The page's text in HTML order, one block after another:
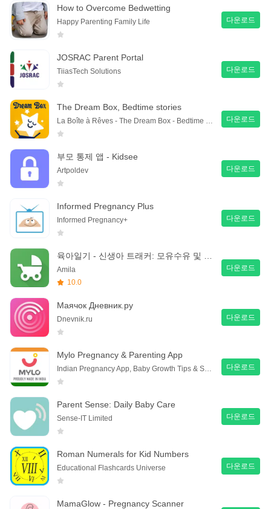
How to Overcome Bedwetting
Happy Parenting Family Life 다운로드
JOSRAC Parent Portal
TiiasTech Solutions 다운로드
The Dream Box, Bedtime stories
다운로드
부모 통제 앱 - Kidsee
Artpoldev 다운로드
Informed Pregnancy Plus
Informed Pregnancy+ 다운로드
Amila
10.0
다운로드
Маячок Дневник.ру
Dnevnik.ru 다운로드
Mylo Pregnancy & Parenting App
다운로드
Parent Sense: Daily Baby Care
Sense-IT Limited 다운로드
Roman Numerals for Kid Numbers
Educational Flashcards Universe 다운로드
MamaGlow - Pregnancy Scanner